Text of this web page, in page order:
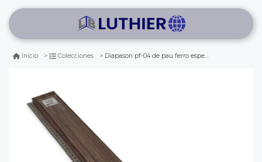
Inicio Colecciones Diapason pf-04 de pau ferro especial para guitarra